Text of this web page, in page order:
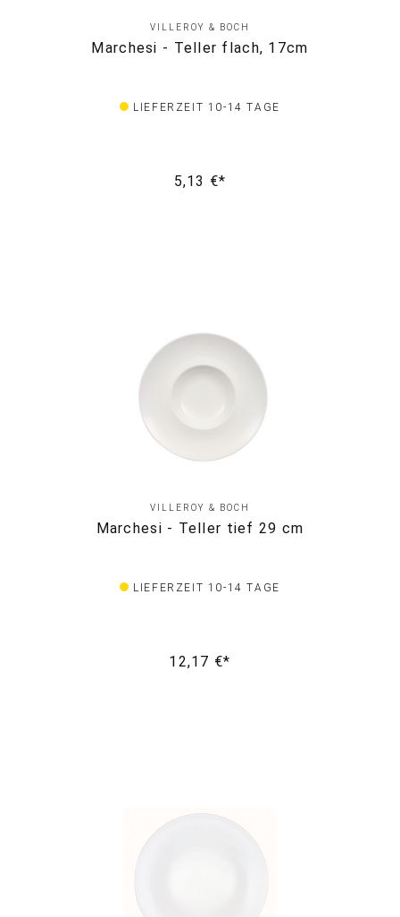
VILLEROY & BOCH
Marchesi - Teller flach, 17cm
LIEFERZEIT 10-14 TAGE
5,13 €*
VILLEROY & BOCH
Marchesi - Teller tief 29 cm
LIEFERZEIT 10-14 TAGE
12,17 €*